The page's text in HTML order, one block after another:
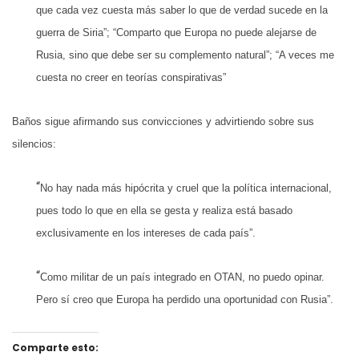
que cada vez cuesta más saber lo que de verdad sucede en la
guerra de Siria”; “Comparto que Europa no puede alejarse de
Rusia, sino que debe ser su complemento natural”; “A veces me
cuesta no creer en teorías conspirativas”
Baños sigue afirmando sus convicciones y advirtiendo sobre sus
silencios:
“No hay nada más hipócrita y cruel que la política internacional,
pues todo lo que en ella se gesta y realiza está basado
exclusivamente en los intereses de cada país”.
“Como militar de un país integrado en OTAN, no puedo opinar.
Pero sí creo que Europa ha perdido una oportunidad con Rusia”.
Comparte esto: